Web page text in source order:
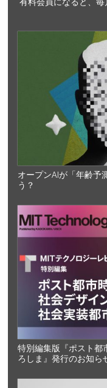
オープンAIが「年齢予
う？
特別編集版『ポスト都
ろしま』発行のお知ら